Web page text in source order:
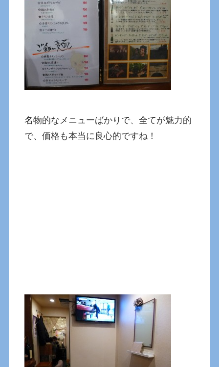
名物的なメニューばかりで、全てが魅力的
で、価格も本当に良心的ですね！